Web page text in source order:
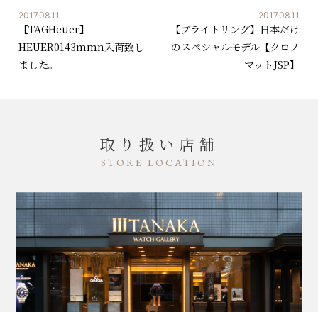
2017.08.11
【TAGHeuer】
HEUER0143mmn入荷致し
ました。
2017.08.11
【ブライトリング】日本だけ
のスペシャルモデル【クロノ
マットJSP】
取り扱い店舗
STORE LOCATION